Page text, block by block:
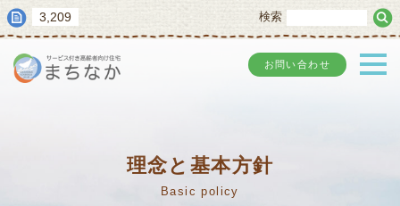
検索
3,209
お問い合わせ
理念と基本方針
Basic policy